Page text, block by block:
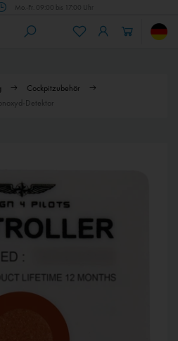
Mo.-Fr. 09:00 bis 17:00 Uhr
Cockpitzubehör
Detektor